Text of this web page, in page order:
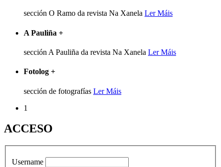
sección O Ramo da revista Na Xanela Ler Máis
A Pauliña +
sección A Pauliña da revista Na Xanela Ler Máis
Fotolog +
sección de fotografías Ler Máis
1
ACCESO
Username